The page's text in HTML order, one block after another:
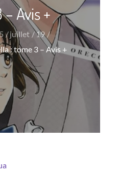
Avis +
juillet
19
: tome 3 – Avis +